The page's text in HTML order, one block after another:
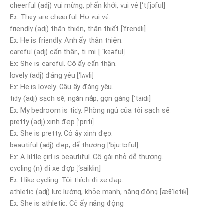
cheerful (adj) vui mừng, phấn khởi, vui vẻ [‘tʃjəful]
Ex: They are cheerful. Họ vui vẻ.
friendly (adj) thân thiện, thân thiết [’frendli]
Ex: He is friendly. Anh ấy thân thiện.
careful (adj) cẩn thận, tỉ mỉ [ ‘keəful]
Ex: She is careful. Cô ấy cẩn thận.
lovely (adj) đáng yêu [‘lʌvli]
Ex: He is lovely. Cậu ấy đáng yêu.
tidy (adj) sạch sẽ, ngăn nắp, gọn gàng [’taidi]
Ex: My bedroom is tidy. Phòng ngủ của tôi sạch sẽ.
pretty (adj) xinh đẹp [’priti]
Ex: She is pretty. Cô ấy xinh đẹp.
beautiful (adj) đẹp, dể thương [‘bju:təful]
Ex: A little girl is beautiful. Cô gái nhỏ dễ thương.
cycling (n) đi xe đợp [‘saikliɳ]
Ex: I like cycling. Tôi thích đi xe đạp.
athletic (adj) lực lường, khỏe mạnh, năng động [æθ’letik]
Ex: She is athletic. Cô ấy năng động.